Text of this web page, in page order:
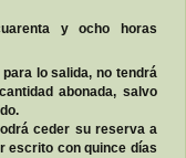
y ocho horas
lo salida, no tendrá
abonada, salvo
ceder su reserva a
escrito con quince días